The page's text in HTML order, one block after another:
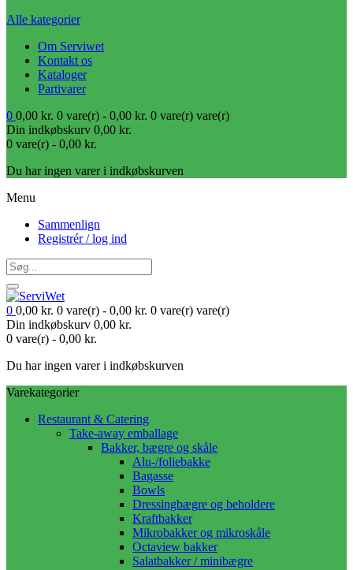
Alle kategorier
Om Serviwet
Kontakt os
Kataloger
Partivarer
0 0,00 kr. 0 vare(r) - 0,00 kr. 0 vare(r) vare(r)
Din indkøbskurv 0,00 kr.
0 vare(r) - 0,00 kr.
Du har ingen varer i indkøbskurven
Menu
Sammenlign
Registrér / log ind
0 0,00 kr. 0 vare(r) - 0,00 kr. 0 vare(r) vare(r)
Din indkøbskurv 0,00 kr.
0 vare(r) - 0,00 kr.
Du har ingen varer i indkøbskurven
Varekategorier
Restaurant & Catering
Take-away emballage
Bakker, bægre og skåle
Alu-/foliebakke
Bagasse
Bowls
Dressingbægre og beholdere
Kraftbakker
Mikrobakker og mikroskåle
Octaview bakker
Salatbakker / minibægre